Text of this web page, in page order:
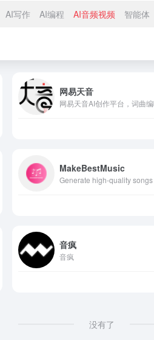
AI写作 AI编程 AI音频视频 智能体
网易天音
MakeBestMusic
音疯
音疯
没有了